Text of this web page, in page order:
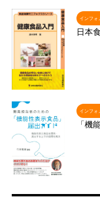
インフォ
日本
インフォ
「